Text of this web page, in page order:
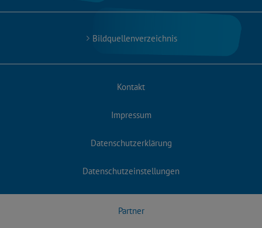
Bildquellenverzeichnis
Kontakt
Impressum
Datenschutzerklärung
Datenschutzeinstellungen
Partner